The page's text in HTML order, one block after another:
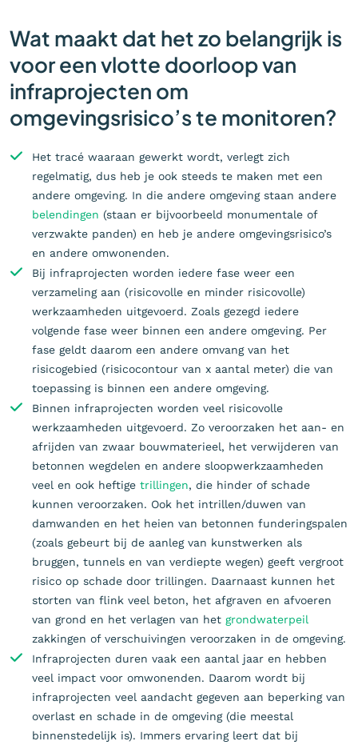
Wat maakt dat het zo belangrijk is
voor een vlotte doorloop van
infraprojecten om
omgevingsrisico’s te monitoren?
Het tracé waaraan gewerkt wordt, verlegt zich
regelmatig, dus heb je ook steeds te maken met een
andere omgeving. In die andere omgeving staan andere
belendingen (staan er bijvoorbeeld monumentale of
verzwakte panden) en heb je andere omgevingsrisico’s
en andere omwonenden.
Bij infraprojecten worden iedere fase weer een
verzameling aan (risicovolle en minder risicovolle)
werkzaamheden uitgevoerd. Zoals gezegd iedere
volgende fase weer binnen een andere omgeving. Per
fase geldt daarom een andere omvang van het
risicogebied (risicocontour van x aantal meter) die van
toepassing is binnen een andere omgeving.
Binnen infraprojecten worden veel risicovolle
werkzaamheden uitgevoerd. Zo veroorzaken het aan- en
afrijden van zwaar bouwmaterieel, het verwijderen van
betonnen wegdelen en andere sloopwerkzaamheden
veel en ook heftige trillingen, die hinder of schade
kunnen veroorzaken. Ook het intrillen/duwen van
damwanden en het heien van betonnen funderingspalen
(zoals gebeurt bij de aanleg van kunstwerken als
bruggen, tunnels en van verdiepte wegen) geeft vergroot
risico op schade door trillingen. Daarnaast kunnen het
storten van flink veel beton, het afgraven en afvoeren
van grond en het verlagen van het grondwaterpeil
zakkingen of verschuivingen veroorzaken in de omgeving.
Infraprojecten duren vaak een aantal jaar en hebben
veel impact voor omwonenden. Daarom wordt bij
infraprojecten veel aandacht gegeven aan beperking van
overlast en schade in de omgeving (die meestal
binnenstedelijk is). Immers ervaring leert dat bij